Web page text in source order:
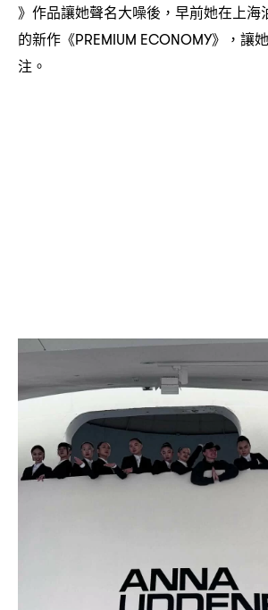
》作品讓她聲名大噪後 ， 早前她在上海
的新作《PREMIUM ECONOMY》 ， 讓
注。